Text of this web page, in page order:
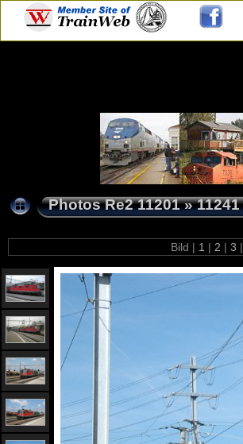
Photos Re2 11201»11241
Bild | 1 | 2 | 3 |